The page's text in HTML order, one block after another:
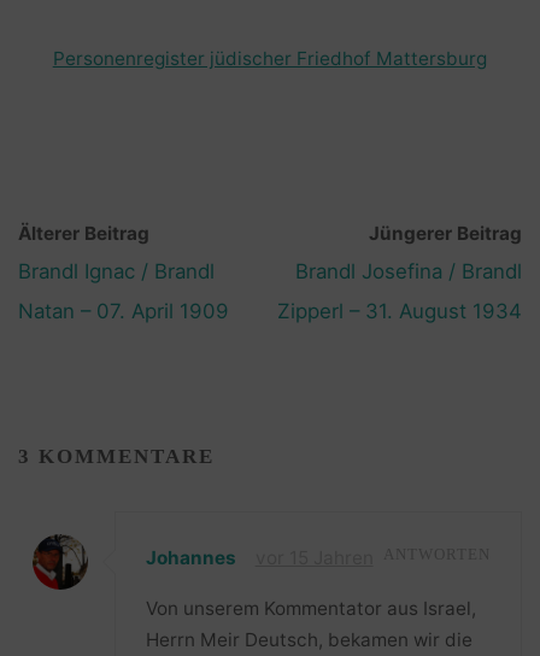
Personenregister jüdischer Friedhof Mattersburg
Älterer Beitrag
Brandl Ignac / Brandl
Natan – 07. April 1909
Jüngerer Beitrag
Brandl Josefina / Brandl
Zipperl – 31. August 1934
3 KOMMENTARE
Johannes
Von unserem Kommentator aus Israel,
Herrn Meir Deutsch, bekamen wir die